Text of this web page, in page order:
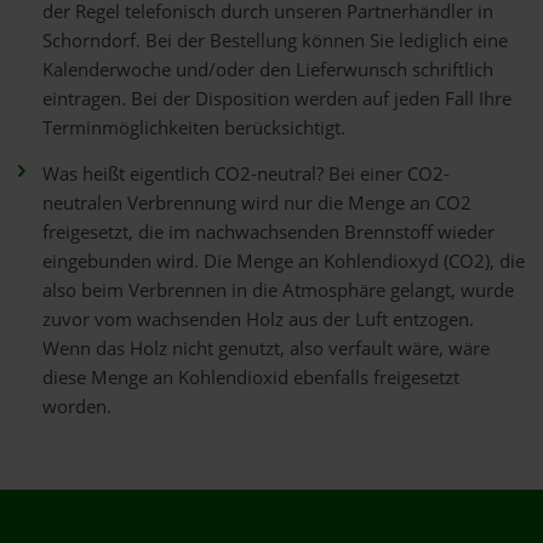
der Regel telefonisch durch unseren Partnerhändler in
Schorndorf. Bei der Bestellung können Sie lediglich eine
Kalenderwoche und/oder den Lieferwunsch schriftlich
eintragen. Bei der Disposition werden auf jeden Fall Ihre
Terminmöglichkeiten berücksichtigt.
Was heißt eigentlich CO2-neutral? Bei einer CO2-
neutralen Verbrennung wird nur die Menge an CO2
freigesetzt, die im nachwachsenden Brennstoff wieder
eingebunden wird. Die Menge an Kohlendioxyd (CO2), die
also beim Verbrennen in die Atmosphäre gelangt, wurde
zuvor vom wachsenden Holz aus der Luft entzogen.
Wenn das Holz nicht genutzt, also verfault wäre, wäre
diese Menge an Kohlendioxid ebenfalls freigesetzt
worden.